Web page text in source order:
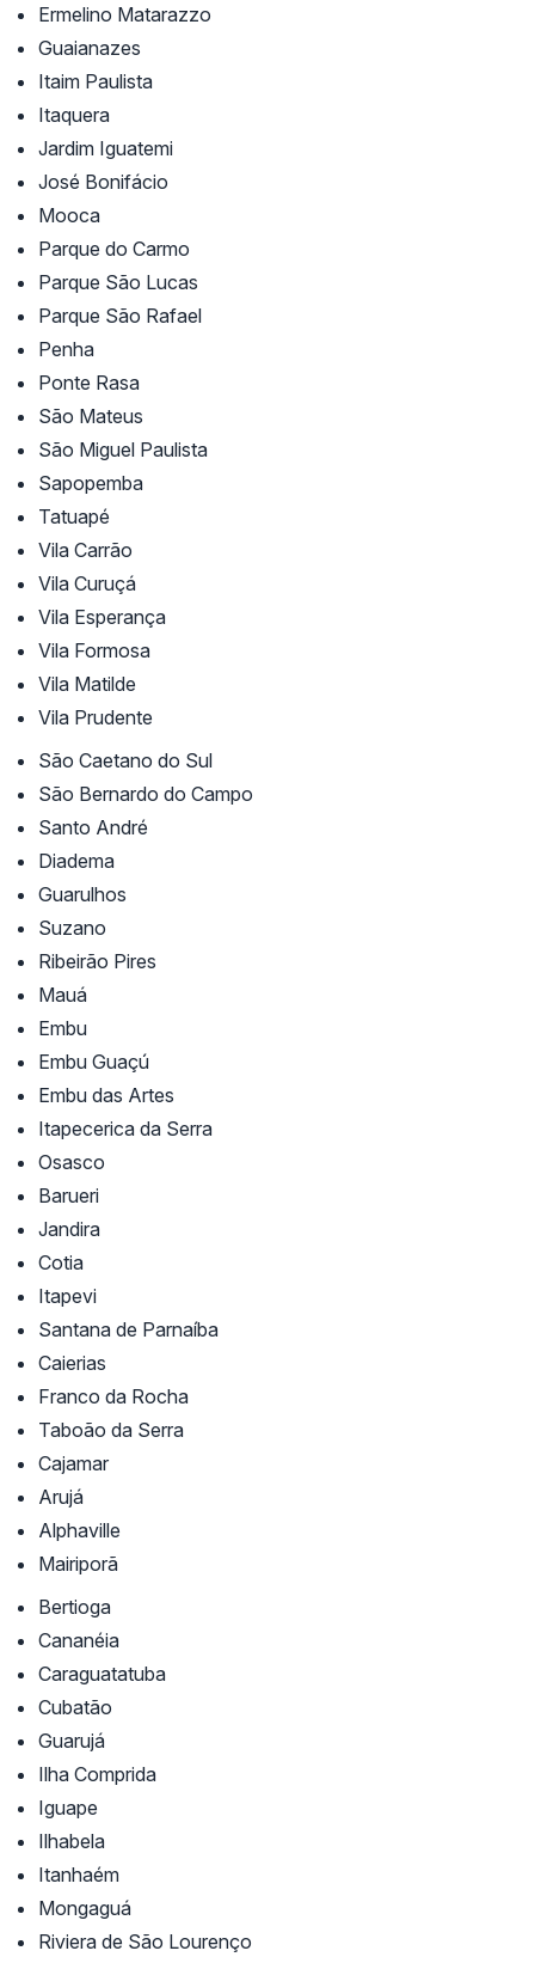
Ermelino Matarazzo
Guaianazes
Itaim Paulista
Itaquera
Jardim Iguatemi
José Bonifácio
Mooca
Parque do Carmo
Parque São Lucas
Parque São Rafael
Penha
Ponte Rasa
São Mateus
São Miguel Paulista
Sapopemba
Tatuapé
Vila Carrão
Vila Curuçá
Vila Esperança
Vila Formosa
Vila Matilde
Vila Prudente
São Caetano do Sul
São Bernardo do Campo
Santo André
Diadema
Guarulhos
Suzano
Ribeirão Pires
Mauá
Embu
Embu Guaçú
Embu das Artes
Itapecerica da Serra
Osasco
Barueri
Jandira
Cotia
Itapevi
Santana de Parnaíba
Caierias
Franco da Rocha
Taboão da Serra
Cajamar
Arujá
Alphaville
Mairiporã
Bertioga
Cananéia
Caraguatatuba
Cubatão
Guarujá
Ilha Comprida
Iguape
Ilhabela
Itanhaém
Mongaguá
Riviera de São Lourenço